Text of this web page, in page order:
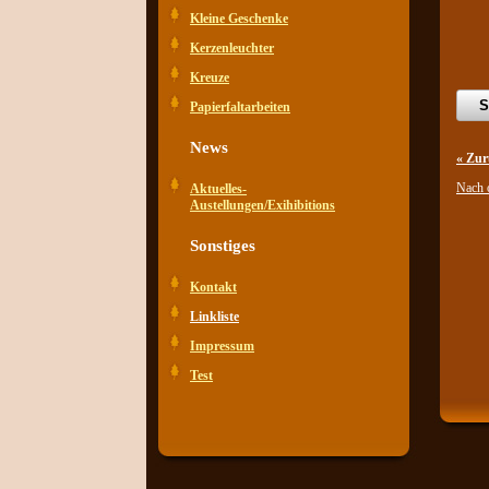
Kleine Geschenke
Kerzenleuchter
Kreuze
Papierfaltarbeiten
News
Aktuelles-
Austellungen/Exihibitions
Sonstiges
Kontakt
Linkliste
Impressum
Test
«
Nach